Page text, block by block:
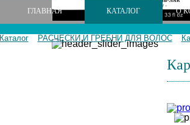
ГЛАВНАЯ КАТАЛОГ О
Каталог РАСЧЕСКИ И ГРЕБНИ ДЛЯ ВОЛОС